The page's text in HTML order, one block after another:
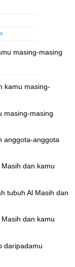
masing-masing
kamu masing-
masing-masing
anggota-anggota
dan kamu
tubuh Al Masih dan
dan kamu
daripadamu